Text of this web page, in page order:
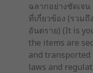
ฉลากอย่างชัดเจ
ที่เกี่ยวข้อง (รวม
อันตราย) (It is
the items are
and
laws and